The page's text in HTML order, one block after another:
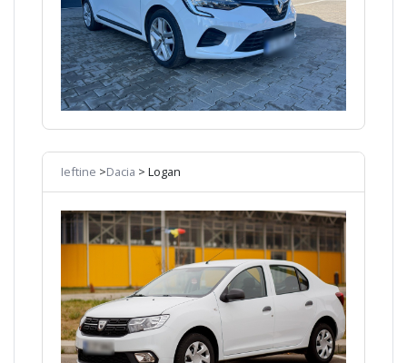
Ieftine >Dacia > Logan